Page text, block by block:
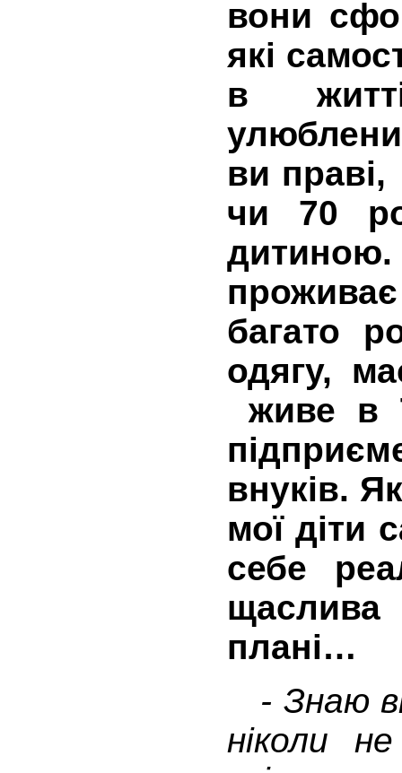
вони
які
в
ви
чи 70
багато
одягу,
живе в
внуків.
мої діти
себе
плані…
- Знаю
ніколи